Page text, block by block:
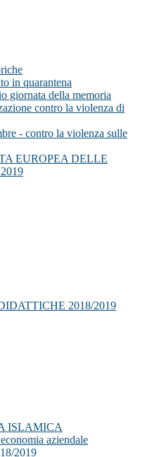
in quarantena
giornata della memoria
contro la violenza di
- contro la violenza sulle
EUROPEA DELLE
2018/2019
ISLAMICA
aziendale
2019